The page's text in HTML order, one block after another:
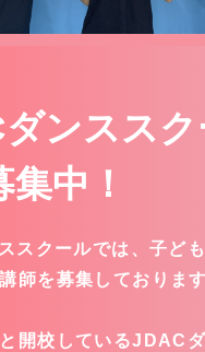
ンスス
中！
スクールでは、子ど
師を募集しております
開校しているJDAC